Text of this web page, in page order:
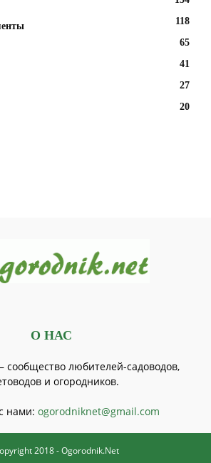
118
65
41
27
20
О НАС
любителей-садоводов,
и огородников.
нами: ogorodniknet@gmail.com
2018 - Ogorodnik.Net